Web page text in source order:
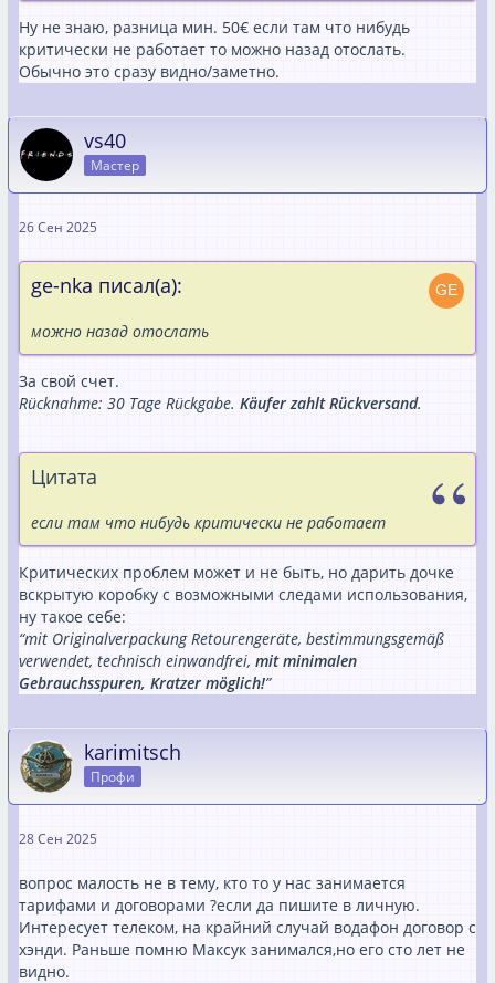
Ну не знаю, разница мин. 50€ если там что нибудь
критически не работает то можно назад отослать.
Обычно это сразу видно/заметно.
vs40
Мастер
26 Сен 2025
ge-nka писал(а):
можно назад отослать
За свой счет.
Rücknahme: 30 Tage Rückgabe. Käufer zahlt Rückversand.
Цитата
если там что нибудь критически не работает
Критических проблем может и не быть, но дарить дочке
вскрытую коробку с возможными следами использования,
ну такое себе:
“mit Originalverpackung Retourengeräte, bestimmungsgemäß
verwendet, technisch einwandfrei, mit minimalen
Gebrauchsspuren, Kratzer möglich!”
karimitsch
Профи
28 Сен 2025
вопрос малость не в тему, кто то у нас занимается
тарифами и договорами ?если да пишите в личную.
Интересует телеком, на крайний случай водафон договор с
хэнди. Раньше помню Максук занимался,но его сто лет не
видно.